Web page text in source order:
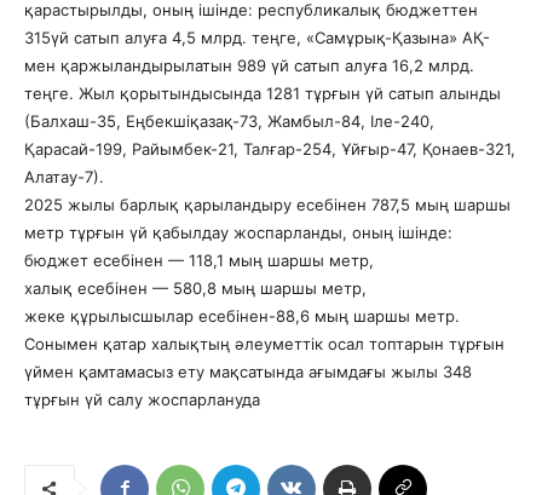
қарастырылды, оның ішінде: республикалық бюджеттен
315үй сатып алуға 4,5 млрд. теңге, «Самұрық-Қазына» АҚ-
мен қаржыландырылатын 989 үй сатып алуға 16,2 млрд.
теңге. Жыл қорытындысында 1281 тұрғын үй сатып алынды
(Балхаш-35, Еңбекшіқазақ-73, Жамбыл-84, Іле-240,
Қарасай-199, Райымбек-21, Талғар-254, Ұйғыр-47, Қонаев-321,
Алатау-7).
2025 жылы барлық қарыландыру есебінен 787,5 мың шаршы
метр тұрғын үй қабылдау жоспарланды, оның ішінде:
бюджет есебінен — 118,1 мың шаршы метр,
халық есебінен — 580,8 мың шаршы метр,
жеке құрылысшылар есебінен-88,6 мың шаршы метр.
Сонымен қатар халықтың әлеуметтік осал топтарын тұрғын
үймен қамтамасыз ету мақсатында ағымдағы жылы 348
тұрғын үй салу жоспарлануда